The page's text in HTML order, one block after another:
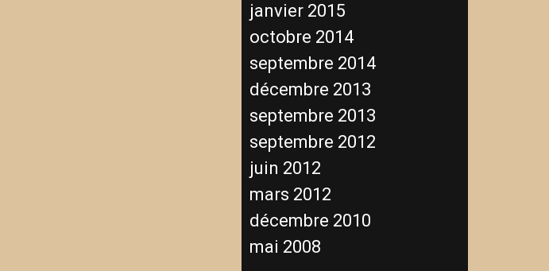
janvier 2015
octobre 2014
septembre 2014
décembre 2013
septembre 2013
septembre 2012
juin 2012
mars 2012
décembre 2010
mai 2008